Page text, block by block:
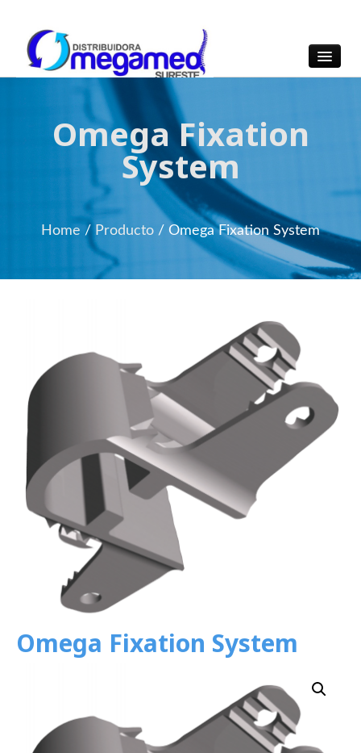
OmegaMed Sureste
OmegaMed Sureste
Omega Fixation
System
Home / Producto / Omega Fixation System
Omega Fixation System